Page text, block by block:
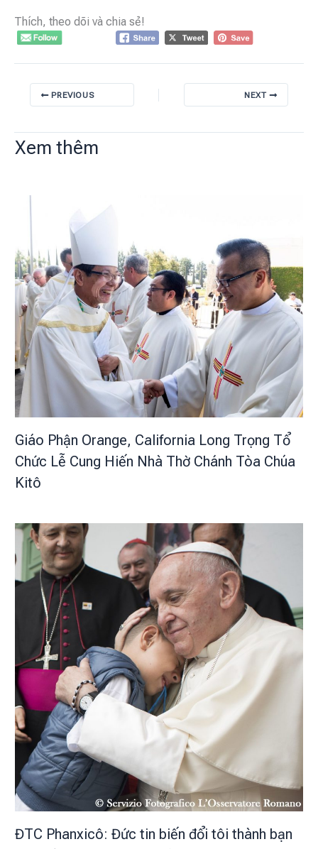
Thích, theo dõi và chia sẻ!
PREVIOUS NEXT
Xem thêm
Giáo Phận Orange, California Long Trọng Tổ
Chức Lễ Cung Hiến Nhà Thờ Chánh Tòa Chúa
Kitô
ĐTC Phanxicô: Đức tin biến đổi tôi thành bạn